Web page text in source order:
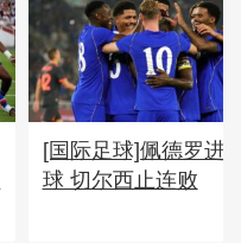
[国际足球]佩德罗进
球 切尔西止连败